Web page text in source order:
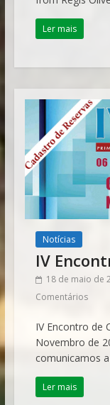
Ler mais
Notícias
IV
18 de maio de
Comentários
IV Encontro de
Novembro de
comunicamos a
Ler mais